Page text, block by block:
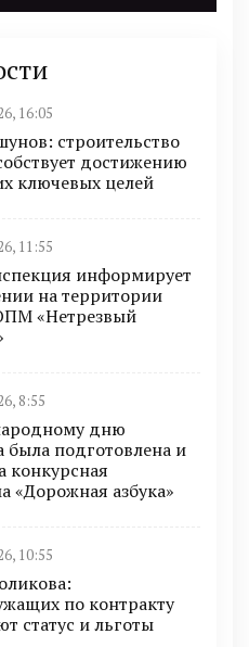
16:05
строительство
достижению
ключевых целей
11:55
информирует
на территории
«Нетрезвый
8:55
дню
была подготовлена и
конкурсная
«Дорожная азбука»
10:55
по контракту
статус и льготы